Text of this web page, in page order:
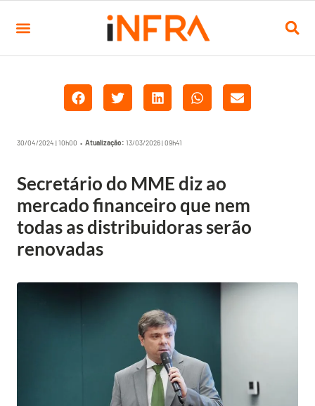
30/04/2024 | 10h00 • Atualização: 13/03/2026 | 09h41
Secretário do MME diz ao
mercado financeiro que nem
todas as distribuidoras serão
renovadas